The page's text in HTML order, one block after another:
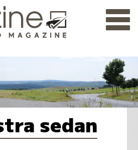
sedan